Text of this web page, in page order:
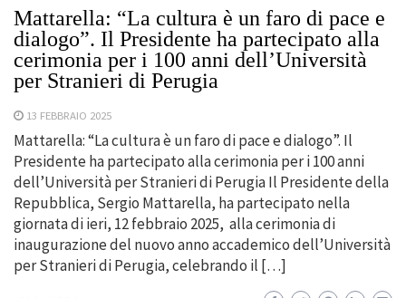
Mattarella: “La cultura è un faro di pace e
dialogo”. Il Presidente ha partecipato alla
cerimonia per i 100 anni dell’Università
per Stranieri di Perugia
13 FEBBRAIO 2025
Mattarella: “La cultura è un faro di pace e dialogo”. Il
Presidente ha partecipato alla cerimonia per i 100 anni
dell’Università per Stranieri di Perugia Il Presidente della
Repubblica, Sergio Mattarella, ha partecipato nella
giornata di ieri, 12 febbraio 2025, alla cerimonia di
inaugurazione del nuovo anno accademico dell’Università
per Stranieri di Perugia, celebrando il […]